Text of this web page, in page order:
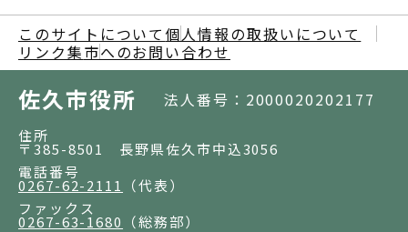
このサイトについて 個人情報の取扱いについて
リンク集市へのお問い合わせ
佐久市役所 法人番号：2000020202177
住所
〒385-8501 長野県佐久市中込3056
電話番号
0267-62-2111
（代表）
ファックス
0267-63-1680 （総務部）